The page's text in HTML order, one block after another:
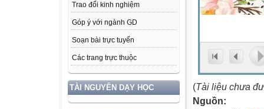
Trao đổi kinh nghiệm
Góp ý với ngành GD
Soạn bài trực tuyến
Các trang trực thuộc
TÀI NGUYÊN DẠY HỌC (Tài liệu chưa
Nguồn: